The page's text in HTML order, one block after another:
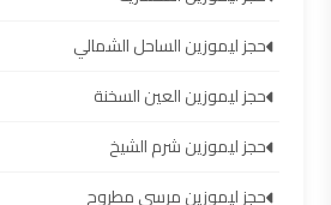
حجز ليموزين الساحل الشمالي
حجز ليموزين العين السخنة
حجز ليموزين شرم الشيخ
حجز ليموزين مرسى مطروح